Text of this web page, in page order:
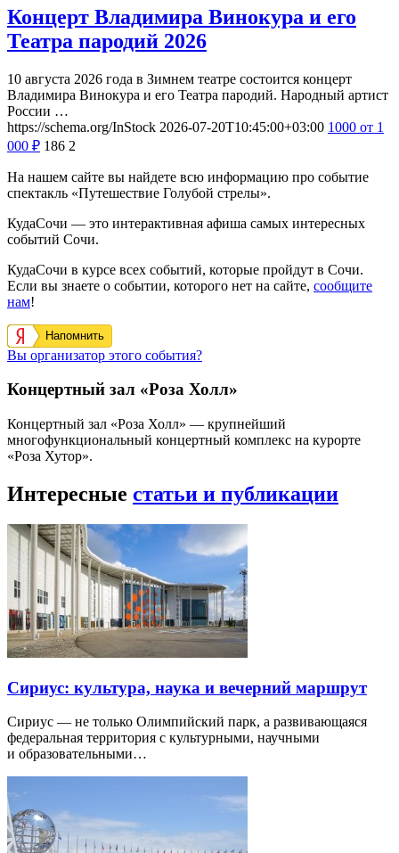
Концерт Владимира Винокура и его
Театра пародий 2026
10 августа 2026 года в Зимнем театре состоится концерт
Владимира Винокура и его Театра пародий. Народный артист
России …
https://schema.org/InStock 2026-07-20T10:45:00+03:00 1000 от 1
000 ₽ 186 2
На нашем сайте вы найдете всю информацию про событие
спектакль «Путешествие Голубой стрелы».
КудаСочи — это интерактивная афиша самых интересных
событий Сочи.
КудаСочи в курсе всех событий, которые пройдут в Сочи.
Если вы знаете о событии, которого нет на сайте, сообщите
нам!
Напомнить
Вы организатор этого события?
Концертный зал «Роза Холл»
Концертный зал «Роза Холл» — крупнейший
многофункциональный концертный комплекс на курорте
«Роза Хутор».
Интересные статьи и публикации
Сириус: культура, наука и вечерний маршрут
Сириус — не только Олимпийский парк, а развивающаяся
федеральная территория с культурными, научными
и образовательными…